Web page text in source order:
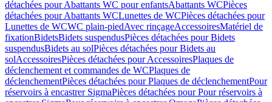
détachées pour Abattants WC pour enfantsAbattants WCPièces
détachées pour Abattants WCLunettes de WCPièces détachées pour
Lunettes de WCWC plain-piedAvec rinçageAccessoiresMatériel de
fixationBidetsBidets suspendusPièces détachées pour Bidets
suspendusBidets au solPièces détachées pour Bidets au
solAccessoiresPièces détachées pour AccessoiresPlaques de
déclenchement et commandes de WCPlaques de
déclenchementPièces détachées pour Plaques de déclenchementPour
réservoirs à encastrer SigmaPièces détachées pour Pour réservoirs à